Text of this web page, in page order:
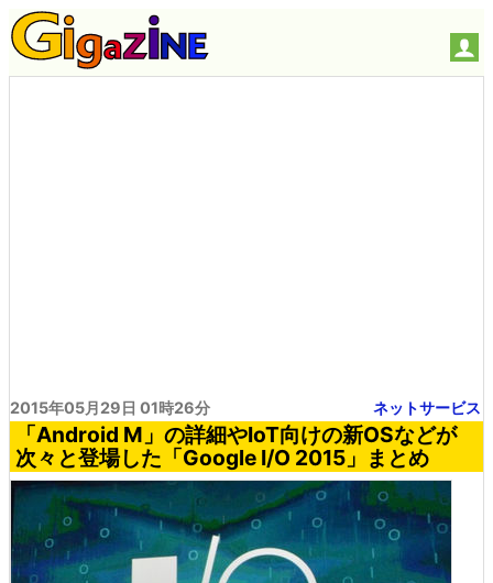
2015年05月29日 01時26分 ネットサービス
「Android M」の詳細やIoT向けの新OSなどが
次々と登場した「Google I/O 2015」まとめ